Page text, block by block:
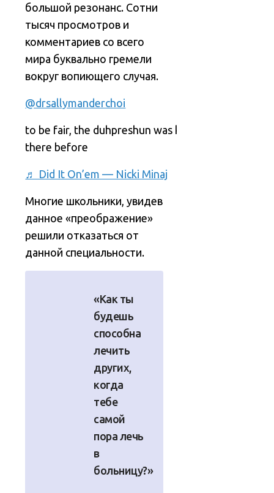
большой резонанс. Сотни
тысяч просмотров и
комментариев со всего
мира буквально гремели
вокруг вопиющего случая.
@drsallymanderchoi
to be fair, the duhpreshun was kinda
there before
♬ Did It On’em — Nicki Minaj
Многие школьники, увидев
данное «преображение»
решили отказаться от
данной специальности.
«Как ты
будешь
способна
лечить
других,
когда
тебе
самой
пора лечь
в
больницу?»